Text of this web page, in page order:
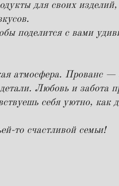
для своих
поделится с вами
атмосфера. Прованс —
Любовь и забота
себя уютно, как
то счастливой семьи!